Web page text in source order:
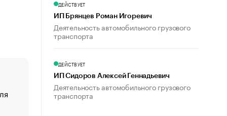
«От спорта тело стареет иначе». Как живет глава
создавшей GTA
ДЕЙСТВУЕТ
ИП Брянцев Роман Игоревич
Деятельность автомобильного грузового
транспорта
ДЕЙСТВУЕТ
ИП Сидоров Алексей Геннадьевич
Деятельность автомобильного грузового
транспорта